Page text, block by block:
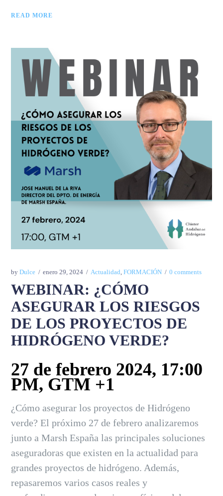
READ MORE
byDulce enero 29, 2024 Actualidad ,FORMACIÓN 0 comments
WEBINAR: ¿CÓMO
ASEGURAR LOS RIESGOS
DE LOS PROYECTOS DE
HIDRÓGENO VERDE?
27 de febrero 2024, 17:00
PM, GTM +1
¿Cómo asegurar los proyectos de Hidrógeno
verde? El próximo 27 de febrero analizaremos
junto a Marsh España las principales soluciones
aseguradoras que existen en la actualidad para
grandes proyectos de hidrógeno. Además,
repasaremos varios casos reales y